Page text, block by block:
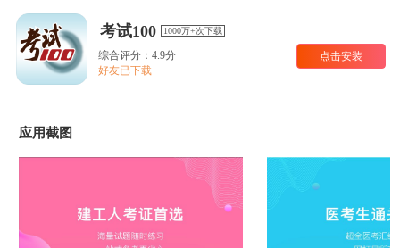
考试100 1000万+次下载
综合评分：4.9分
好友已下载
点击安装
应用截图